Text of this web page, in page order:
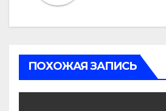
ПОХОЖАЯ ЗАПИСЬ